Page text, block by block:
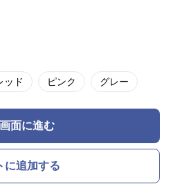
ッド ピンク グレー
面に進む
に追加する